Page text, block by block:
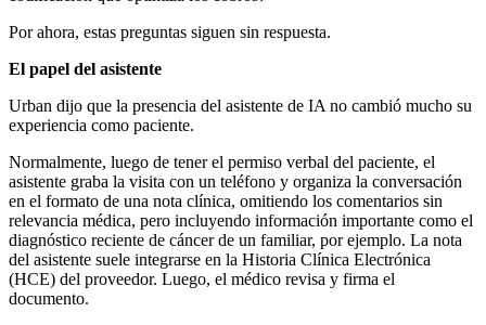
Por ahora, estas preguntas siguen sin respuesta.
El papel del asistente
Urban dijo que la presencia del asistente de IA no cambió mucho su
experiencia como paciente.
Normalmente, luego de tener el permiso verbal del paciente, el
asistente graba la visita con un teléfono y organiza la conversación
en el formato de una nota clínica, omitiendo los comentarios sin
relevancia médica, pero incluyendo información importante como el
diagnóstico reciente de cáncer de un familiar, por ejemplo. La nota
del asistente suele integrarse en la Historia Clínica Electrónica
(HCE) del proveedor. Luego, el médico revisa y firma el
documento.